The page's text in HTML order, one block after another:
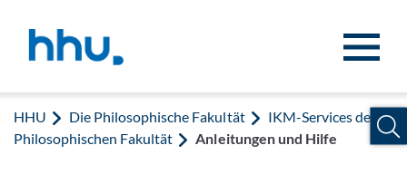
HHU Die Philosophische Fakultät
IKM-Services der
Philosophischen Fakultät
Anleitungen und Hilfe